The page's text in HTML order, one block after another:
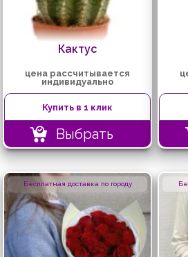
Кактус
цена рассчитывается
индивидуально
Купить в 1 клик
Выбрать
Бесплатная доставка по городу